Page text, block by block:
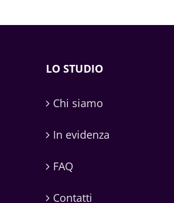
LO STUDIO
Chi siamo
In evidenza
FAQ
Contatti